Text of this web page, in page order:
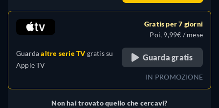
Guardaaltre serie TVgratis su
Apple TV
Gratis per 7 giorni
Poi, 9,99€ / mese
Guarda gratis
IN PROMOZIONE
Non hai trovato quello che cercavi?